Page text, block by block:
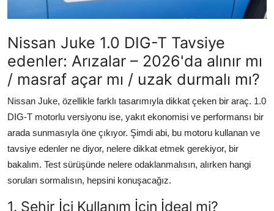
Nissan Juke 1.0 DIG-T Tavsiye
edenler: Arızalar – 2026'da alınır mı
/ masraf açar mı / uzak durmalı mı?
Nissan Juke, özellikle farklı tasarımıyla dikkat çeken bir araç. 1.0
DIG-T motorlu versiyonu ise, yakıt ekonomisi ve performansı bir
arada sunmasıyla öne çıkıyor. Şimdi abi, bu motoru kullanan ve
tavsiye edenler ne diyor, nelere dikkat etmek gerekiyor, bir
bakalım. Test sürüşünde nelere odaklanmalısın, alırken hangi
soruları sormalısın, hepsini konuşacağız.
1. Şehir İçi Kullanım İçin İdeal mi?